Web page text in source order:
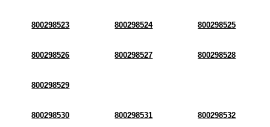
800298523 800298524 800298525
800298526 800298527 800298528
800298529
800298530 800298531 800298532